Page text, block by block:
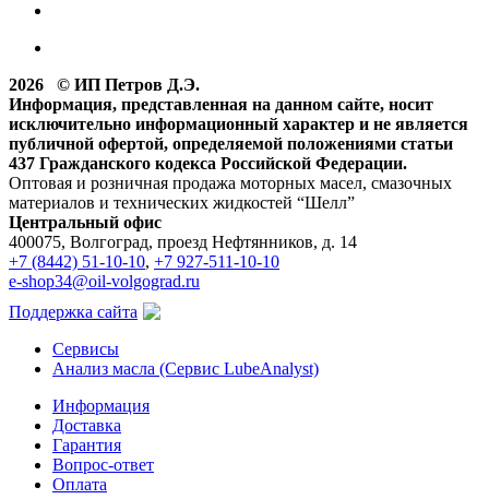
2026 © ИП Петров Д.Э.
Информация, представленная на данном сайте, носит
исключительно информационный характер и не является
публичной офертой, определяемой положениями статьи
437 Гражданского кодекса Российской Федерации.
Оптовая и розничная продажа моторных масел, смазочных
материалов и технических жидкостей “Шелл”
Центральный офис
400075, Волгоград, проезд Нефтянников, д. 14
+7 (8442) 51-10-10, +7 927-511-10-10
e-shop34@oil-volgograd.ru
Поддержка сайта
Сервисы
Анализ масла (Сервис LubeAnalyst)
Информация
Доставка
Гарантия
Вопрос-ответ
Оплата